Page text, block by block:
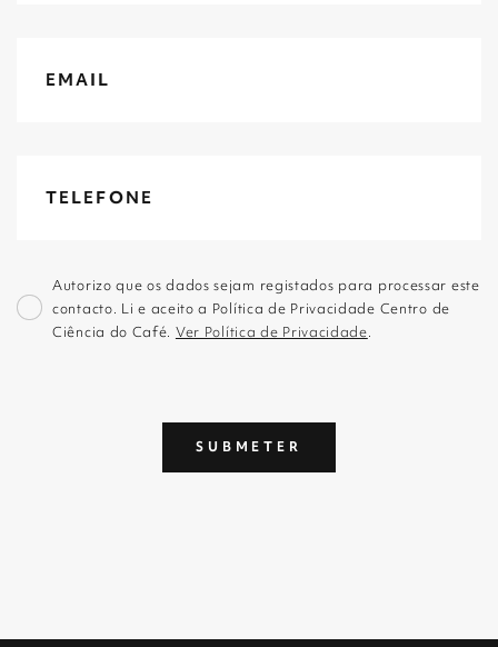
Autorizo que os dados sejam registados para processar este
contacto. Li e aceito a Política de Privacidade Centro de
Ciência do Café. Ver Política de Privacidade.
SUBMETER